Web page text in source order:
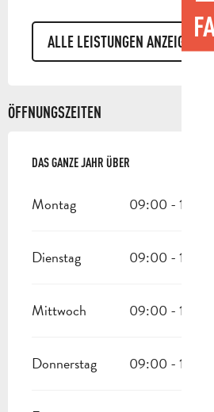
ALLE LEISTUNGEN ANZEIGEN
ÖFFNUNGSZEITEN
DAS GANZE JAHR ÜBER
DAS GANZE JAHR ÜBER
Montag 09:00 - 19:30
Dienstag 09:00 - 19:30
Mittwoch 09:00 - 19:30
Donnerstag 09:00 - 19:30